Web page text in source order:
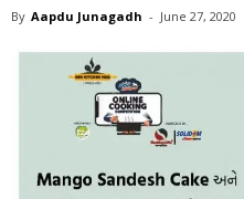
By Aapdu Junagadh - June 27, 2020